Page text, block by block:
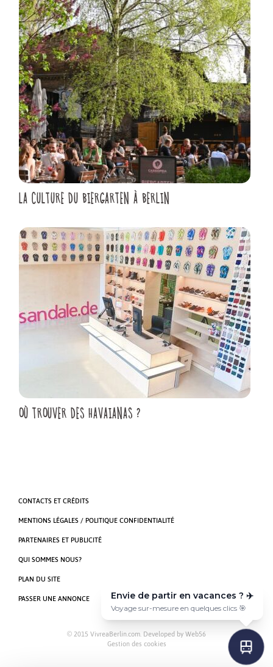
LA CULTURE DU BIERGARTEN À BERLIN
OÙ TROUVER DES HAVAIANAS ?
CONTACTS ET CRÉDITS
MENTIONS LÉGALES / POLITIQUE CONFIDENTIALITÉ
PARTENAIRES ET PUBLICITÉ
QUI SOMMES NOUS?
PLAN DU SITE
PASSER UNE ANNONCE
© 2015 VivreaBerlin.com. Developed by Web56
Gestion des cookies
Envie de partir en vacances ? ✈️
Voyage sur-mesure en quelques clics 🎯